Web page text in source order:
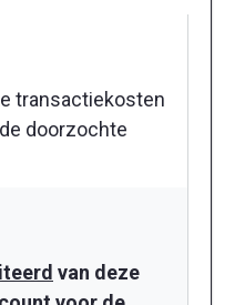
transactiekosten
doorzochte
van deze